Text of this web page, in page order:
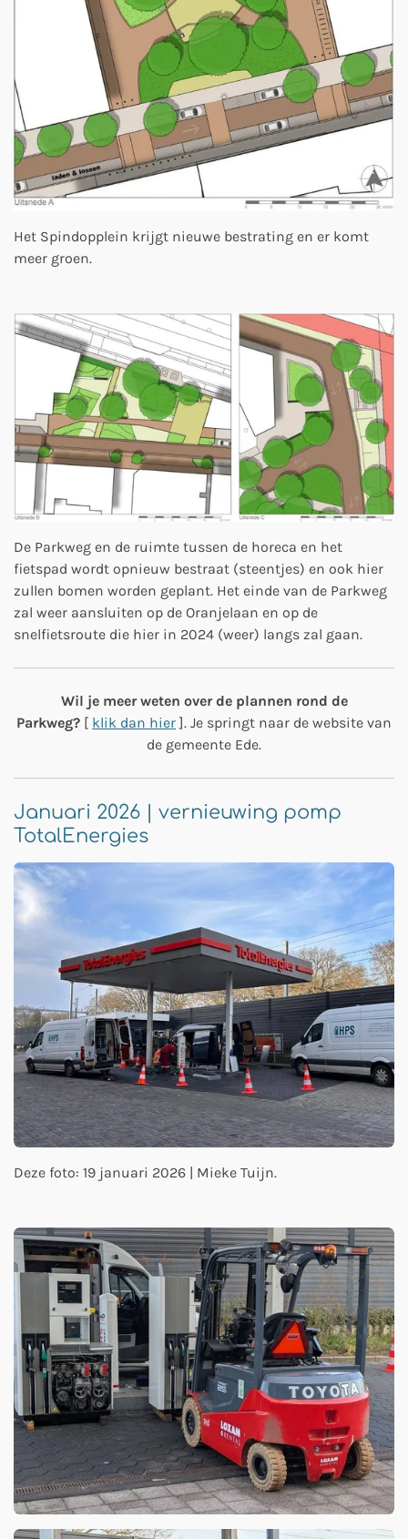
Het Spindopplein krijgt nieuwe bestrating en er komt
meer groen.
De Parkweg en de ruimte tussen de horeca en het
fietspad wordt opnieuw bestraat (steentjes) en ook hier
zullen bomen worden geplant. Het einde van de Parkweg
zal weer aansluiten op de Oranjelaan en op de
snelfietsroute die hier in 2024 (weer) langs zal gaan.
Wil je meer weten over de plannen rond de
Parkweg? [ klik dan hier]. Je springt naar de website van
de gemeente Ede.
Januari 2026 | vernieuwing pomp
TotalEnergies
Deze foto: 19 januari 2026 | Mieke Tuijn.